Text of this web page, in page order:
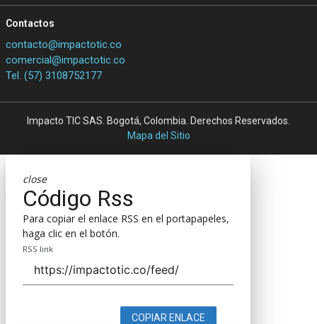
Contactos
contacto@impactotic.co
comercial@impactotic.co
Tel. (57) 3108752177
Impacto TIC SAS. Bogotá, Colombia. Derechos Reservados.
Mapa del Sitio
close
Código Rss
Para copiar el enlace RSS en el portapapeles,
haga clic en el botón.
RSS link
COPIAR ENLACE